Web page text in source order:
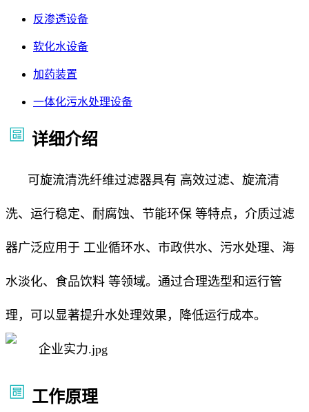
反渗透设备
软化水设备
加药装置
一体化污水处理设备
详细介绍
可旋流清洗纤维过滤器具有 高效过滤、旋流清
洗、运行稳定、耐腐蚀、节能环保 等特点，介质过滤
器广泛应用于 工业循环水、市政供水、污水处理、海
水淡化、食品饮料 等领域。通过合理选型和运行管
理，可以显著提升水处理效果，降低运行成本。
工作原理